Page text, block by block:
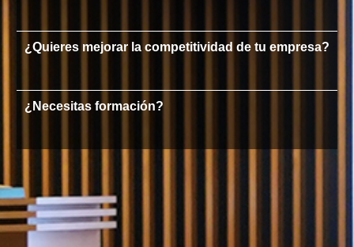
¿Quieres mejorar la competitividad de tu empresa?
¿Necesitas formación?